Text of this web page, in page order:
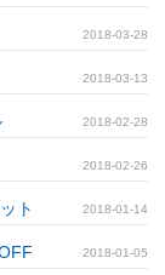
2018-03-28
2018-03-13
2018-02-28
2018-02-26
ト 2018-01-14
2018-01-05